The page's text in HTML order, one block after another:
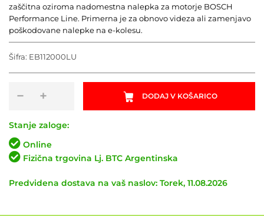
zaščitna oziroma nadomestna nalepka za motorje BOSCH
Performance Line. Primerna je za obnovo videza ali zamenjavo
poškodovane nalepke na e-kolesu.
−
BOSCH
Performance
Line
količina
+ DODAJ V KOŠARICO
Šifra: EB112000LU
Stanje zaloge:
Online
Fizična trgovina Lj. BTC Argentinska
Predvidena dostava na vaš naslov: Torek, 11.08.2026